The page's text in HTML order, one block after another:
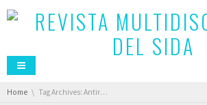
You are here:
Home Tag Archives: Antiretroviral